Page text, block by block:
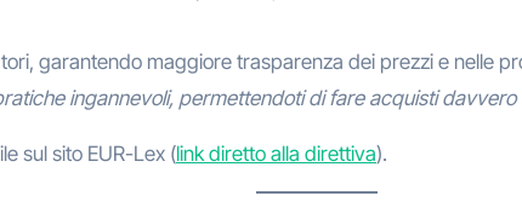
garantendo maggiore trasparenza dei prezzi e nelle
ingannevoli, permettendoti di fare acquisti
sul sito EUR-Lex (link diretto alla direttiva).